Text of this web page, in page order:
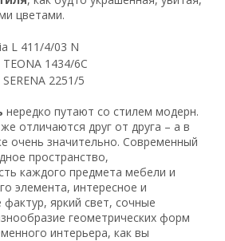
цветами.
нередко путают со стилем модерн.
отличаются друг от друга – а в
очень значительно. Современный
пространство,
каждого предмета мебели и
элемента, интересное и
яркий свет, сочные
геометрических форм
интерьера, как вы